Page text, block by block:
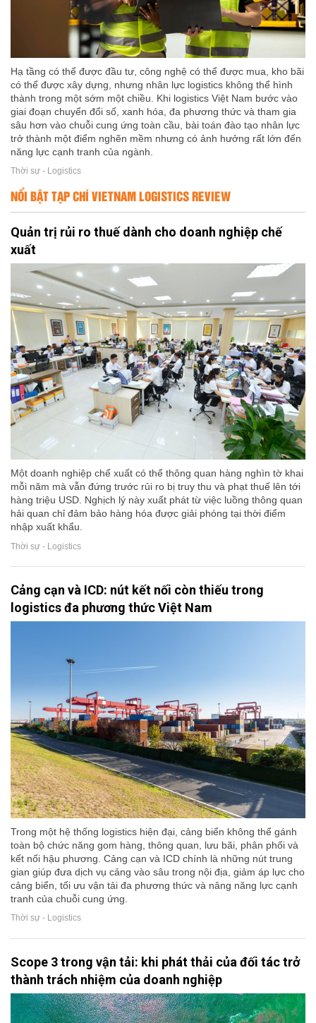
Hạ tầng có thể được đầu tư, công nghệ có thể được mua, kho bãi
có thể được xây dựng, nhưng nhân lực logistics không thể hình
thành trong một sớm một chiều. Khi logistics Việt Nam bước vào
giai đoạn chuyển đổi số, xanh hóa, đa phương thức và tham gia
sâu hơn vào chuỗi cung ứng toàn cầu, bài toán đào tạo nhân lực
trở thành một điểm nghẽn mềm nhưng có ảnh hưởng rất lớn đến
năng lực cạnh tranh của ngành.
Thời sự - Logistics
NỔI BẬT TẠP CHÍ VIETNAM LOGISTICS REVIEW
Quản trị rủi ro thuế dành cho doanh nghiệp chế
xuất
Một doanh nghiệp chế xuất có thể thông quan hàng nghìn tờ khai
mỗi năm mà vẫn đứng trước rủi ro bị truy thu và phạt thuế lên tới
hàng triệu USD. Nghịch lý này xuất phát từ việc luồng thông quan
hải quan chỉ đảm bảo hàng hóa được giải phóng tại thời điểm
nhập xuất khẩu.
Thời sự - Logistics
Cảng cạn và ICD: nút kết nối còn thiếu trong
logistics đa phương thức Việt Nam
Trong một hệ thống logistics hiện đại, cảng biển không thể gánh
toàn bộ chức năng gom hàng, thông quan, lưu bãi, phân phối và
kết nối hậu phương. Cảng cạn và ICD chính là những nút trung
gian giúp đưa dịch vụ cảng vào sâu trong nội địa, giảm áp lực cho
cảng biển, tối ưu vận tải đa phương thức và nâng năng lực cạnh
tranh của chuỗi cung ứng.
Thời sự - Logistics
Scope 3 trong vận tải: khi phát thải của đối tác trở
thành trách nhiệm của doanh nghiệp